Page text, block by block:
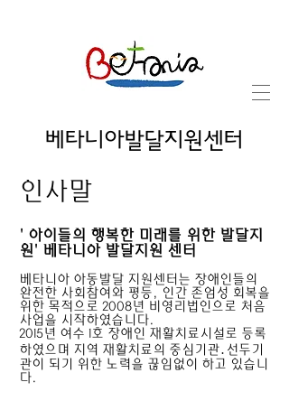
베타니아발달지원센터
​인사말
' 아이들의 행복한 미래를 위한 발달지
원' 베타니아 발달지원 센터
베타니아 아동발달 지원센터는 장애인들의
완전한 사회참여와 평등, 인간 존엄성 회복을
위한 목적으로 2008년 비영리법인으로 처음
사업을 시작하였습니다.
2015년 여수 1호 장애인 재활치료시설로 등록
하였으며 지역 재활치료의 중심기관․선두기
관이 되기 위한 노력을 끊임없이 하고 있습니
다.